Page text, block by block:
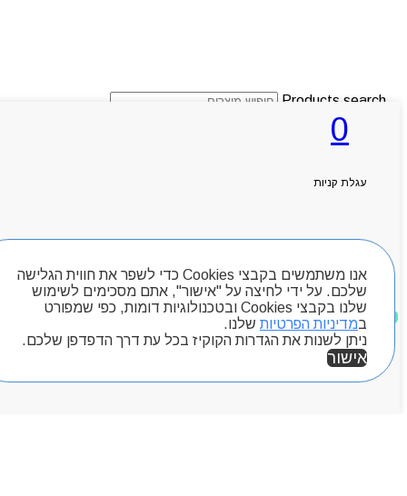
אנו משתמשים בקבצי Cookies כדי לשפר את חווית הגלישה
שלכם. על ידי לחיצה על "אישור", אתם מסכימים לשימוש
שלנו בקבצי Cookies ובטכנולוגיות דומות, כפי שמפורט
במדיניות הפרטיות שלנו.
ניתן לשנות את הגדרות הקוקיז בכל עת דרך הדפדפן שלכם.
אישור
0
עגלת קניות
חיפוש מוצרים
מוצרים שאהבתי
Products search
ראשי
Byou